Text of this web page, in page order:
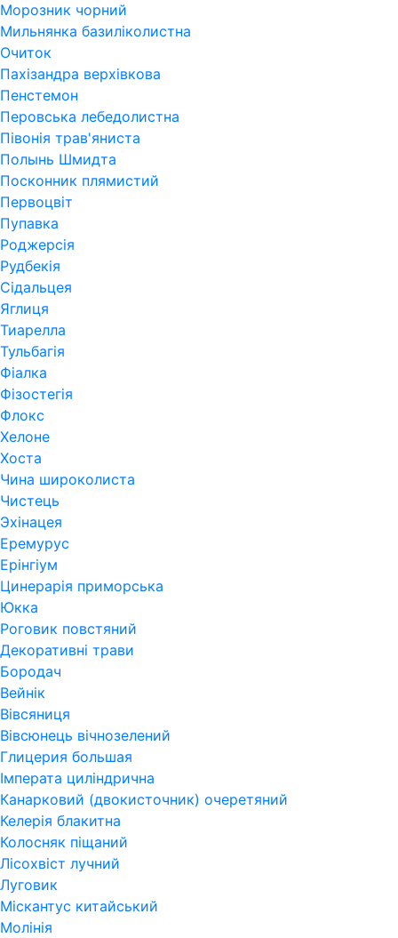
Морозник чорний
Мильнянка базиліколистна
Очиток
Пахізандра верхівкова
Пенстемон
Перовська лебедолистна
Півонія трав'яниста
Полынь Шмидта
Посконник плямистий
Первоцвіт
Пупавка
Роджерсія
Рудбекія
Сідальцея
Яглиця
Тиарелла
Тульбагія
Фіалка
Фізостегія
Флокс
Хелоне
Хоста
Чина широколиста
Чистець
Эхінацея
Еремурус
Ерінгіум
Цинерарія приморська
Юкка
Роговик повстяний
Декоративні трави
Бородач
Вейнік
Вівсяниця
Вівсюнець вічнозелений
Глицерия большая
Імперата циліндрична
Канарковий (двокисточник) очеретяний
Келерія блакитна
Колосняк піщаний
Лісохвіст лучний
Луговик
Міскантус китайський
Молінія